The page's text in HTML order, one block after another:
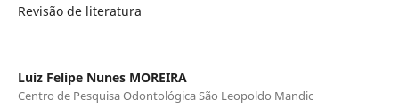
Revisão de literatura
Luiz Felipe Nunes MOREIRA
Centro de Pesquisa Odontológica São Leopoldo Mandic